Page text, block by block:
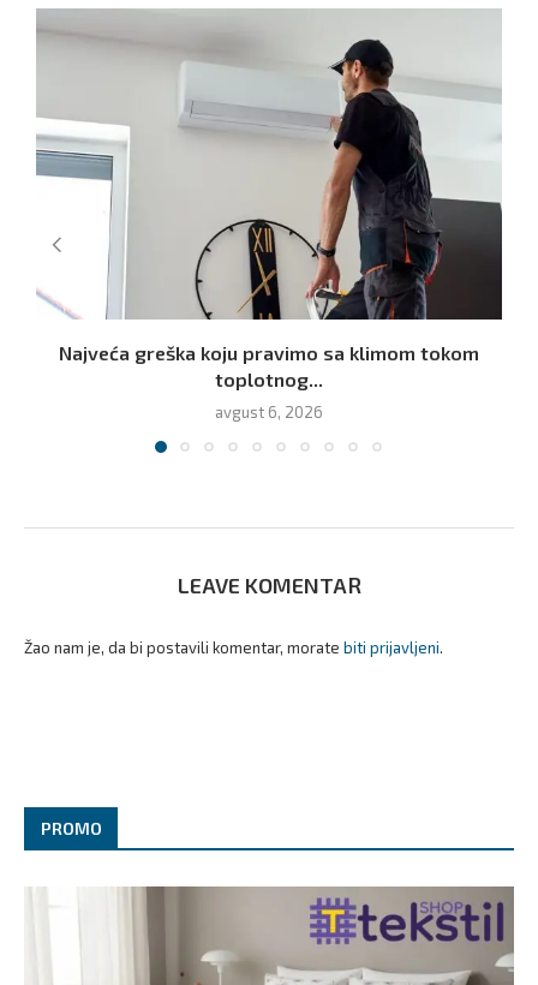
Najveća greška koju pravimo sa klimom tokom
toplotnog...
avgust 6, 2026
LEAVE KOMENTAR
Žao nam je, da bi postavili komentar, morate biti prijavljeni.
PROMO